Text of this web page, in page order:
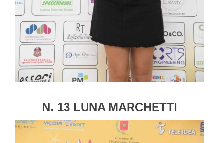
N. 13 LUNA MARCHETTI